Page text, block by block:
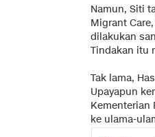
Namun, Siti
Migrant
dilakukan
Tindakan itu
Tak lama,
Upayapun
Kementerian
ke ulama-